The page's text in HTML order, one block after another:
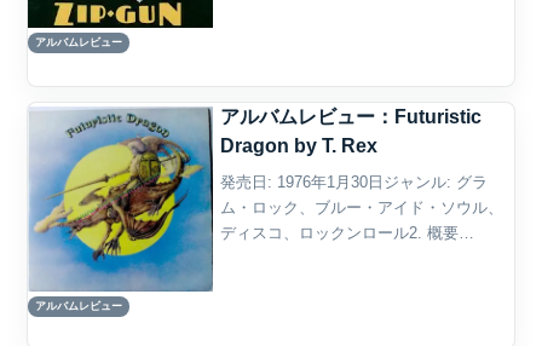
アルバムレビュー
アルバムレビュー
アルバムレビュー：Futuristic
Dragon by T. Rex
発売日: 1976年1月30日ジャンル: グラ
ム・ロック、ブルー・アイド・ソウル、
ディスコ、ロックンロール2. 概要